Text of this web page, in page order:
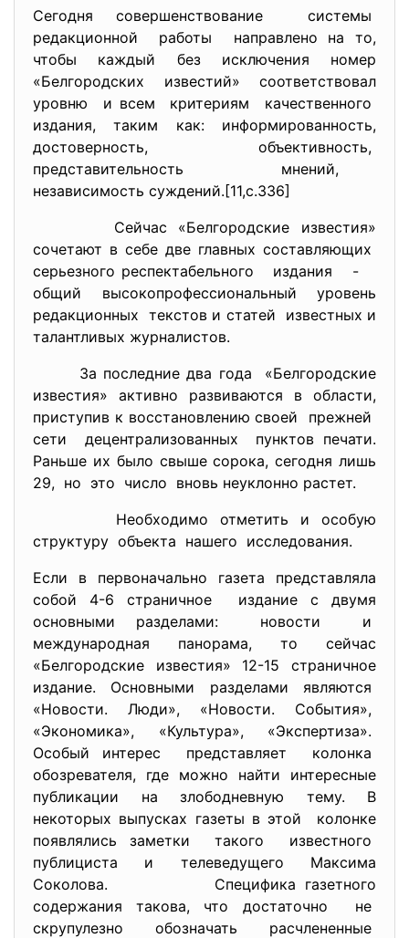
Сегодня совершенствование системы
редакционной работы направлено на то,
чтобы каждый без исключения номер
«Белгородских известий» соответствовал
уровню и всем критериям качественного
издания, таким как: информированность,
достоверность, объективность,
представительность мнений,
независимость суждений.[11,с.336]
Сейчас «Белгородские известия»
сочетают в себе две главных составляющих
серьезного респектабельного издания -
общий высокопрофессиональный уровень
редакционных текстов и статей известных и
талантливых журналистов.
За последние два года «Белгородские
известия» активно развиваются в области,
приступив к восстановлению своей прежней
сети децентрализованных пунктов печати.
Раньше их было свыше сорока, сегодня лишь
29, но это число вновь неуклонно растет.
Необходимо отметить и особую
структуру объекта нашего исследования.
Если в первоначально газета представляла
собой 4-6 страничное издание с двумя
основными разделами: новости и
международная панорама, то сейчас
«Белгородские известия» 12-15 страничное
издание. Основными разделами являются
«Новости. Люди», «Новости. События»,
«Экономика», «Культура», «Экспертиза».
Особый интерес представляет колонка
обозревателя, где можно найти интересные
публикации на злободневную тему. В
некоторых выпусках газеты в этой колонке
появлялись заметки такого известного
публициста и телеведущего Максима
Соколова. Специфика газетного
содержания такова, что достаточно не
скрупулезно обозначать расчлененные